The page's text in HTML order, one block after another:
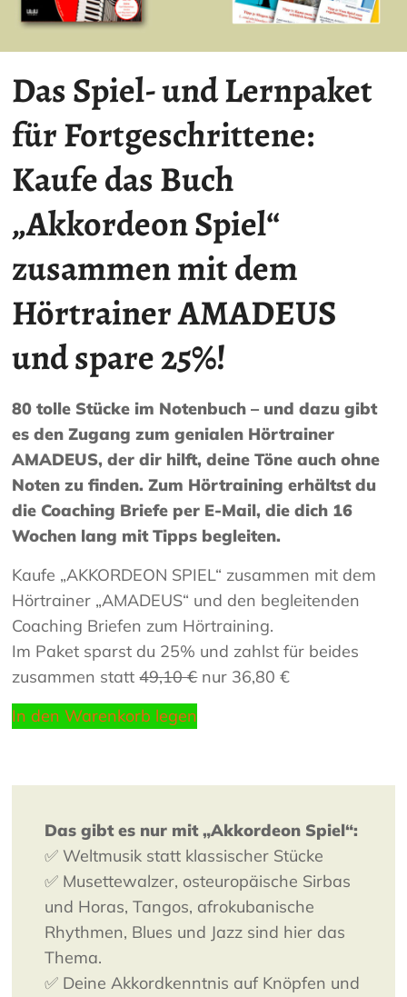
Das Spiel- und Lernpaket
für Fortgeschrittene:
Kaufe das Buch
„Akkordeon Spiel“
zusammen mit dem
Hörtrainer AMADEUS
und spare 25%!
80 tolle Stücke im Notenbuch – und dazu gibt
es den Zugang zum genialen Hörtrainer
AMADEUS, der dir hilft, deine Töne auch ohne
Noten zu finden. Zum Hörtraining erhältst du
die Coaching Briefe per E-Mail, die dich 16
Wochen lang mit Tipps begleiten.
Kaufe „AKKORDEON SPIEL“ zusammen mit dem
Hörtrainer „AMADEUS“ und den begleitenden
Coaching Briefen zum Hörtraining.
Im Paket sparst du 25% und zahlst für beides
zusammen statt49,10 €nur 36,80 €
In den Warenkorb legen
Das gibt es nur mit „Akkordeon Spiel“:
✅ Weltmusik statt klassischer Stücke
✅ Musettewalzer, osteuropäische Sirbas
und Horas, Tangos, afrokubanische
Rhythmen, Blues und Jazz sind hier das
Thema.
✅ Deine Akkordkenntnis auf Knöpfen und